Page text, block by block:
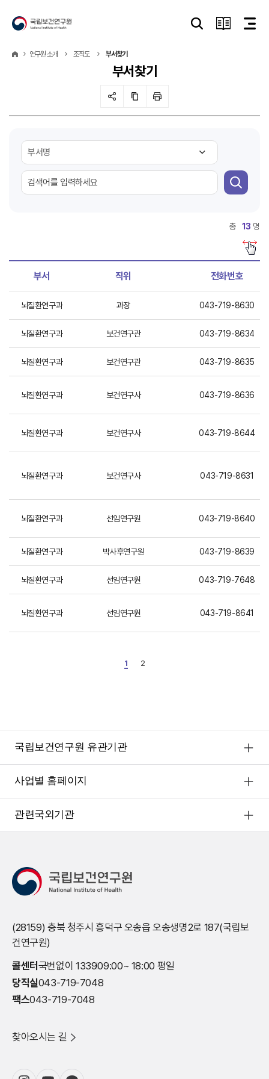
연구원 소개 조직도 부서찾기
부서찾기
총 13 명
부서 직위 전화번호
뇌질환연구과 과장 043-719-8630
뇌질환연구과 보건연구관 043-719-8634
뇌질환연구과 보건연구관 043-719-8635
뇌질환연구과 보건연구사 043-719-8636
뇌질환연구과 보건연구사 043-719-8644
뇌질환연구과 보건연구사 043-719-8631
뇌질환연구과 선임연구원 043-719-8640
뇌질환연구과 박사후연구원 043-719-8639
뇌질환연구과 선임연구원 043-719-7648
뇌질환연구과 선임연구원 043-719-8641
1 2
국립보건연구원 유관기관
사업별 홈페이지
관련국외기관
(28159) 충북 청주시 흥덕구 오송읍 오송생명2로 187(국립보
건연구원)
콜센터 국번없이 133909:00~ 18:00 평일
당직실043-719-7048
팩스043-719-7048
찾아오시는 길